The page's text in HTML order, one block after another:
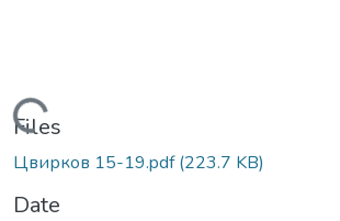
Loading...
Files
Цвирков 15-19.pdf(223.7 KB)
Date